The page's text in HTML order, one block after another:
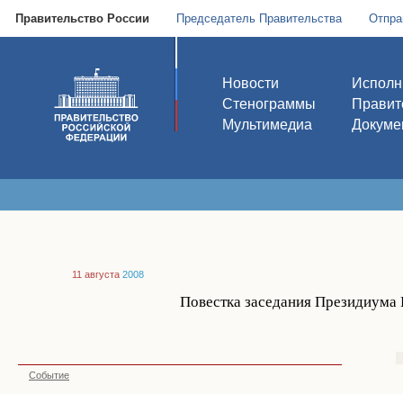
Правительство России Председатель Правительства
Новости
Стенограммы
Мультимедиа
11 августа 2008
Повестка заседания Президиума
Событие